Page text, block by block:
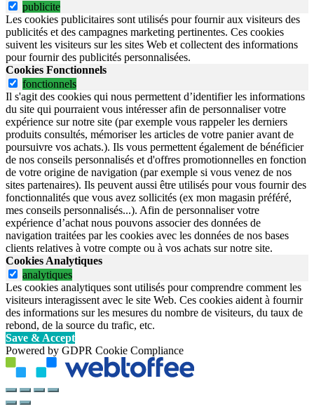
publicite
Les cookies publicitaires sont utilisés pour fournir aux visiteurs des
publicités et des campagnes marketing pertinentes. Ces cookies
suivent les visiteurs sur les sites Web et collectent des informations
pour fournir des publicités personnalisées.
Cookies Fonctionnels
fonctionnels
Il s'agit des cookies qui nous permettent d’identifier les informations
du site qui pourraient vous intéresser afin de personnaliser votre
expérience sur notre site (par exemple vous rappeler les derniers
produits consultés, mémoriser les articles de votre panier avant de
poursuivre vos achats.). Ils vous permettent également de bénéficier
de nos conseils personnalisés et d'offres promotionnelles en fonction
de votre origine de navigation (par exemple si vous venez de nos
sites partenaires). Ils peuvent aussi être utilisés pour vous fournir des
fonctionnalités que vous avez sollicités (ex mon magasin préféré,
mes conseils personnalisés...). Afin de personnaliser votre
expérience d’achat nous pouvons associer des données de
navigation traitées par les cookies avec les données de nos bases
clients relatives à votre compte ou à vos achats sur notre site.
Cookies Analytiques
analytiques
Les cookies analytiques sont utilisés pour comprendre comment les
visiteurs interagissent avec le site Web. Ces cookies aident à fournir
des informations sur les mesures du nombre de visiteurs, du taux de
rebond, de la source du trafic, etc.
Save & Accept
Powered by GDPR Cookie Compliance